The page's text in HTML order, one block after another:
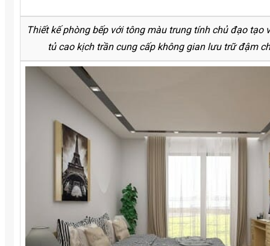
Thiết kế phòng bếp với tông màu trung tính chủ đạo tạo
tủ cao kịch trần cung cấp không gian lưu trữ đậm